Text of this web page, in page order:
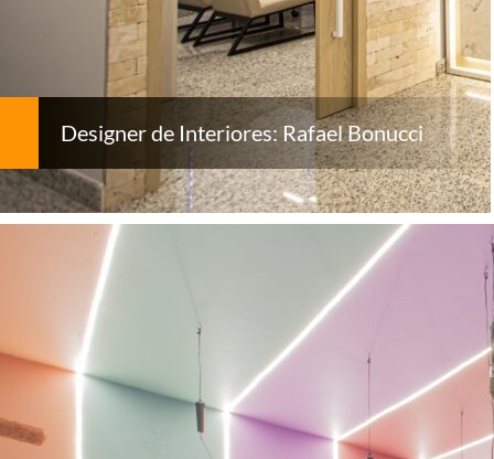
Designer de Interiores: Rafael Bonucci